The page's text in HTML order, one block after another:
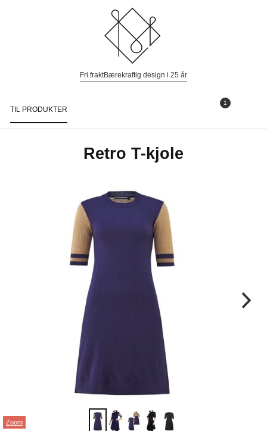
Fri fraktBærekraftig design i 25 år
1
TIL PRODUKTER
Retro T-kjole
Zoom